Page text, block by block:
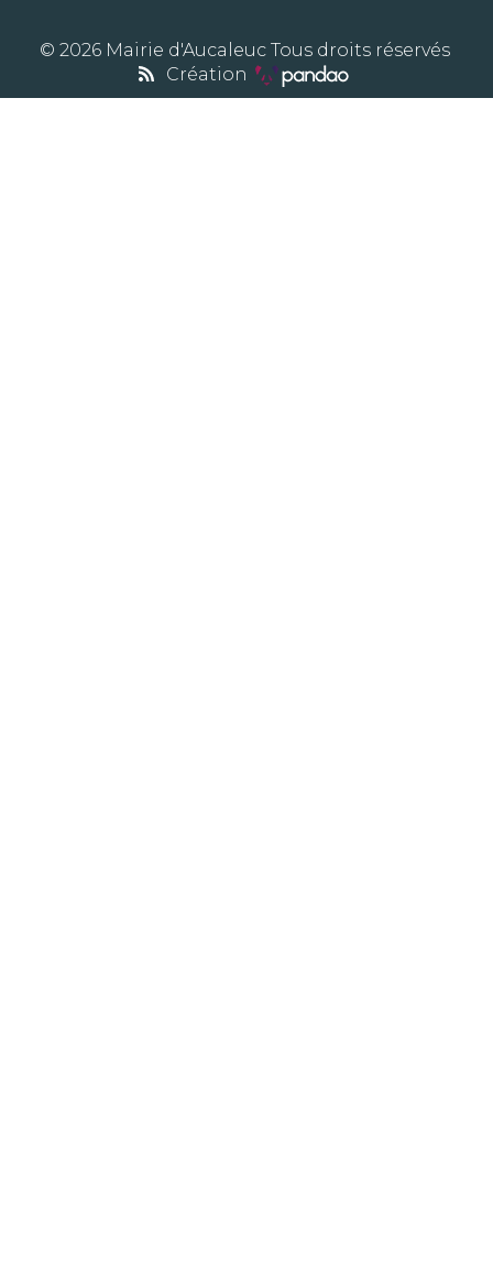
© 2026 Mairie d'Aucaleuc Tous droits réservés
Création